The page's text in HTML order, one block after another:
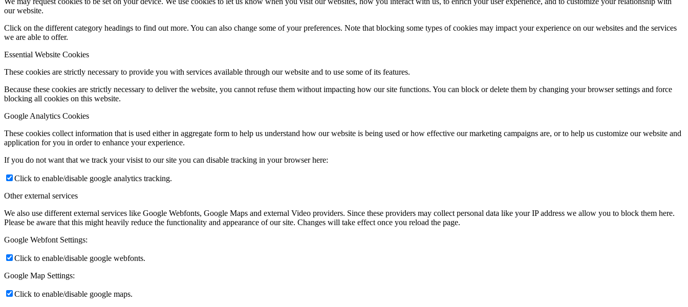
our website.
Click on the different category headings to find out more. You can also change some of your preferences. Note that blocking some types of cookies may impact your experience on our websites and the services
we are able to offer.
Essential Website Cookies
These cookies are strictly necessary to provide you with services available through our website and to use some of its features.
Because these cookies are strictly necessary to deliver the website, you cannot refuse them without impacting how our site functions. You can block or delete them by changing your browser settings and force
blocking all cookies on this website.
Google Analytics Cookies
These cookies collect information that is used either in aggregate form to help us understand how our website is being used or how effective our marketing campaigns are, or to help us customize our website and
application for you in order to enhance your experience.
If you do not want that we track your visist to our site you can disable tracking in your browser here:
Click to enable/disable google analytics tracking.
Other external services
We also use different external services like Google Webfonts, Google Maps and external Video providers. Since these providers may collect personal data like your IP address we allow you to block them here.
Please be aware that this might heavily reduce the functionality and appearance of our site. Changes will take effect once you reload the page.
Google Webfont Settings:
Click to enable/disable google webfonts.
Google Map Settings:
Click to enable/disable google maps.